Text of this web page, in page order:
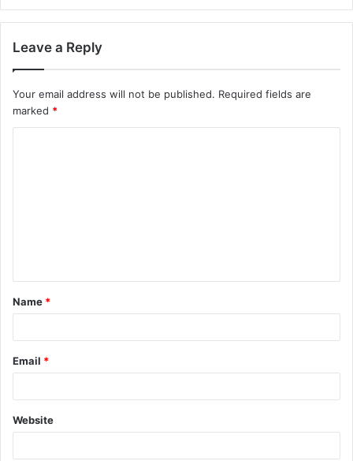
Leave a Reply
Your email address will not be published. Required fields are
marked *
t
*
Name *
Email *
Website